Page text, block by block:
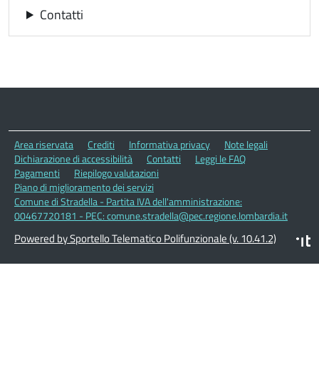
Contatti
Area riservata Crediti Informativa privacy
Note legali
Dichiarazione di accessibilità
Contatti
Leggi le FAQ
Pagamenti
Riepilogo valutazioni
Piano di miglioramento dei servizi
Comune di Stradella - Partita IVA dell'amministrazione:
00467720181 - PEC: comune.stradella@pec.regione.lombardia.it
Powered by Sportello Telematico Polifunzionale (v. 10.41.2)